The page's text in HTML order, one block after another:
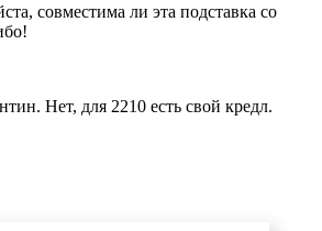
совместима ли эта подставка со
Нет, для 2210 есть свой кредл.